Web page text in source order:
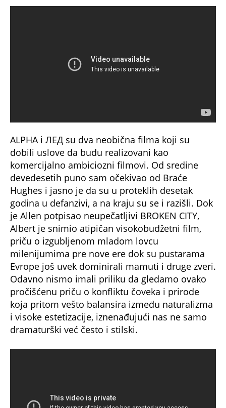
ALPHA i ЛЕД su dva neobična filma koji su
dobili uslove da budu realizovani kao
komercijalno ambiciozni filmovi. Od sredine
devedesetih puno sam očekivao od Braće
Hughes i jasno je da su u proteklih desetak
godina u defanzivi, a na kraju su se i razišli. Dok
je Allen potpisao neupečatljivi BROKEN CITY,
Albert je snimio atipičan visokobudžetni film,
priču o izgubljenom mladom lovcu
milenijumima pre nove ere dok su pustarama
Evrope još uvek dominirali mamuti i druge zveri.
Odavno nismo imali priliku da gledamo ovako
pročišćenu priču o konfliktu čoveka i prirode
koja pritom vešto balansira između naturalizma
i visoke estetizacije, iznenađujući nas ne samo
dramaturški već često i stilski.